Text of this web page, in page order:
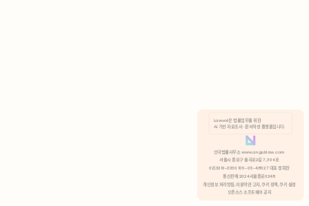
분석 쿠키 허용
Lawvot은 법률업무를 위한
AI 기반 자료조사 · 문서작성 플랫폼입니다.
안국법률사무소 www.anguklaw.com
서울시 종로구 율곡로2길 7, 304호
02)3210-3330 105-05-48527 대표 정희찬
통신판매 2024서울종로0248
개인정보 처리방침, 이용약관 고지, 쿠키 정책, 쿠키 설정
오픈소스 소프트웨어 공지